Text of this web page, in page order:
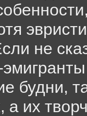
не
будни,
их